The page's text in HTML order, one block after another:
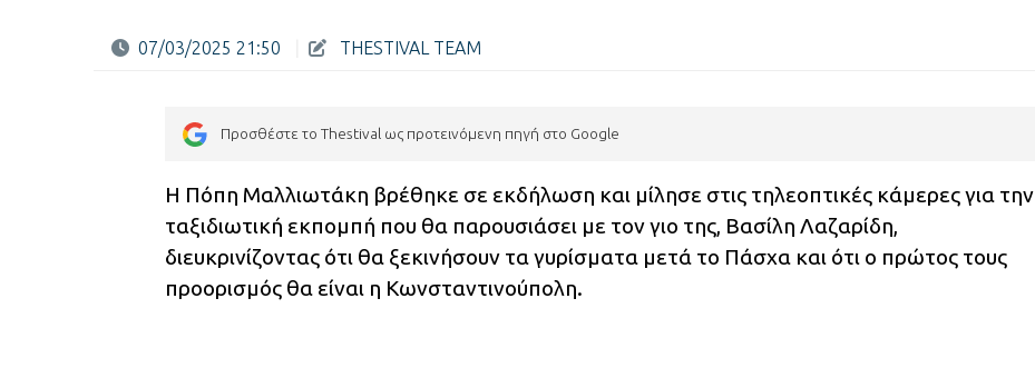
07/03/2025 21:50 THESTIVAL TEAM
Προσθέστε το Thestival ως προτεινόμενη πηγή στο Google
Η Πόπη Μαλλιωτάκη βρέθηκε σε εκδήλωση και μίλησε στις τηλεοπτικές κάμερες για την
ταξιδιωτική εκπομπή που θα παρουσιάσει με τον γιο της, Βασίλη Λαζαρίδη,
διευκρινίζοντας ότι θα ξεκινήσουν τα γυρίσματα μετά το Πάσχα και ότι ο πρώτος τους
προορισμός θα είναι η Κωνσταντινούπολη.